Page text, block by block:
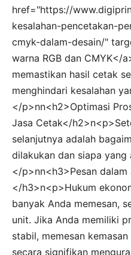
href="https://
kesalahan-pencetakan-
cmyk-dalam-desain/"
warna RGB dan CMYK</
memastikan hasil cetak
menghindari kesalahan
</p>nn<h2>Optimasi
Jasa Cetak</
selanjutnya adalah
dilakukan dan siapa yang
</p>nn<h3>Pesan dalam
</h3>n<p>Hukum
banyak Anda memesan,
unit. Jika Anda memiliki
stabil, memesan
secara signifikan